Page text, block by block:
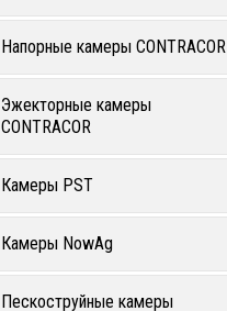
Напорные камеры CONTRACOR
Эжекторные камеры
CONTRACOR
Камеры PST
Камеры NowAg
Пескоструйные камеры